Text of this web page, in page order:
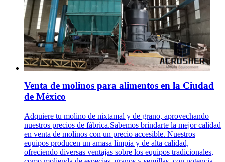
Venta de molinos para alimentos en la Ciudad
de México
Adquiere tu molino de nixtamal y de grano, aprovechando
nuestros precios de fábrica.Sabemos brindarte la mejor calidad
en venta de molinos con un precio accesible. Nuestros
equipos producen un amasa limpia y de alta calidad,
ofreciendo diversas ventajas sobre los equipos tradicionales,